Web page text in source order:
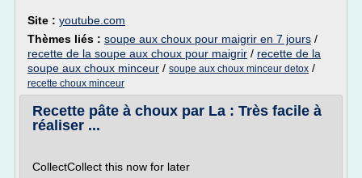
Site : youtube.com
Thèmes liés : soupe aux choux pour maigrir en 7 jours /
recette de la soupe aux choux pour maigrir / recette de la
soupe aux choux minceur / soupe aux choux minceur detox /
recette choux minceur
Recette pâte à choux par La : Très facile à
réaliser ...
CollectCollect this now for later